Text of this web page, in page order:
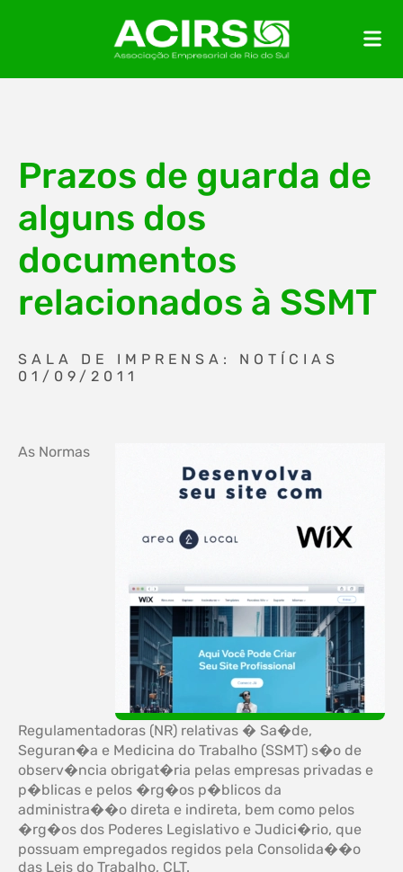
Prazos de guarda de
alguns dos
documentos
relacionados à SSMT
SALA DE IMPRENSA: NOTÍCIAS
01/09/2011
As Normas
Regulamentadoras (NR) relativas � Sa�de,
Seguran�a e Medicina do Trabalho (SSMT) s�o de
observ�ncia obrigat�ria pelas empresas privadas e
p�blicas e pelos �rg�os p�blicos da
administra��o direta e indireta, bem como pelos
�rg�os dos Poderes Legislativo e Judici�rio, que
possuam empregados regidos pela Consolida��o
das Leis do Trabalho, CLT.